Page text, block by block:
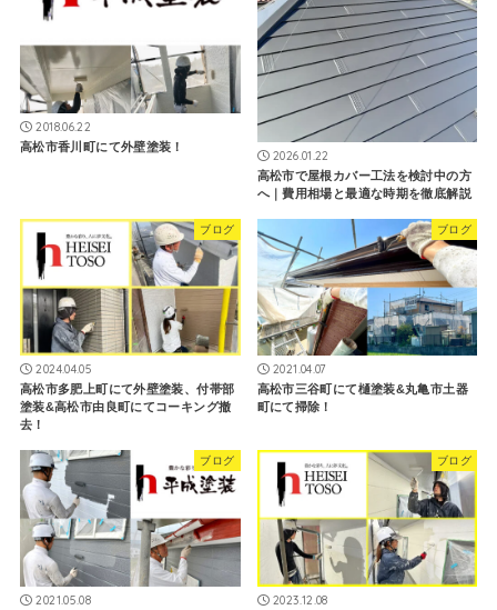
2018.06.22
高松市香川町にて外壁塗装！
2026.01.22
高松市で屋根カバー工法を検討中の方
へ｜費用相場と最適な時期を徹底解説
ブログ
2024.04.05
高松市多肥上町にて外壁塗装、付帯部
塗装&高松市由良町にてコーキング撤
去！
ブログ
2021.04.07
高松市三谷町にて樋塗装&丸亀市土器
町にて掃除！
ブログ
2021.05.08
ブログ
2023.12.08